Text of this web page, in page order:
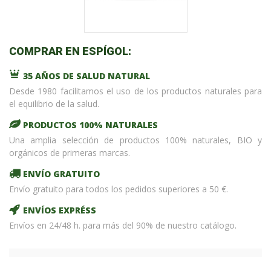
COMPRAR EN ESPÍGOL:
35 AÑOS DE SALUD NATURAL
Desde 1980 facilitamos el uso de los productos naturales para
el equilibrio de la salud.
PRODUCTOS 100% NATURALES
Una amplia selección de productos 100% naturales, BIO y
orgánicos de primeras marcas.
ENVÍO GRATUITO
Envío gratuito para todos los pedidos superiores a 50 €.
ENVÍOS EXPRÉSS
Envíos en 24/48 h. para más del 90% de nuestro catálogo.